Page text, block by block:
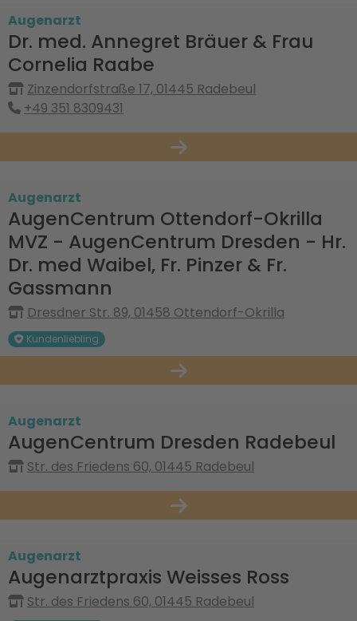
Augenarzt
Dr. med. Annegret Bräuer & Frau
Cornelia Raabe
Zinzendorfstraße 17, 01445 Radebeul
+49 351 8309431
Augenarzt
AugenCentrum Ottendorf-Okrilla
MVZ - AugenCentrum Dresden - Hr.
Dr. med Waibel, Fr. Pinzer & Fr.
Gassmann
Dresdner Str. 89, 01458 Ottendorf-Okrilla
Kundenliebling
Augenarzt
AugenCentrum Dresden Radebeul
Str. des Friedens 60, 01445 Radebeul
Augenarzt
Augenarztpraxis Weisses Ross
Str. des Friedens 60, 01445 Radebeul